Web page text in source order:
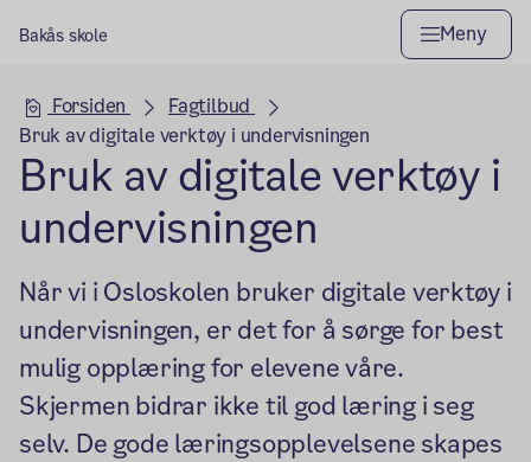
Bakås skole Meny
Hovedseksjon
Forsiden
Fagtilbud
Bruk av digitale verktøy i undervisningen
Bruk av digitale verktøy i
undervisningen
Når vi i Osloskolen bruker digitale verktøy i
undervisningen, er det for å sørge for best
mulig opplæring for elevene våre.
Skjermen bidrar ikke til god læring i seg
selv. De gode læringsopplevelsene skapes